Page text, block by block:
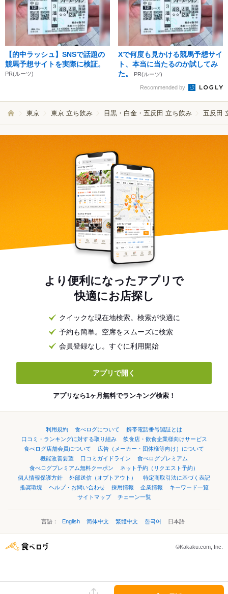
【的中ラッシュ】SNSで話題の
競馬予想サイトを実際に検証。
PR(ルーツ)
Xで何度も見かける競馬予想サイ
ト、本当に当たるのか試してみ
た。
PR(ルーツ)
Recommended by
東京 東京 立ち飲み 目黒・白金・五反田 立ち飲み 五反田
より便利になったアプリで
快適にお店探し
クイックな現在地検索。検索が快適に
予約も簡単。空席をスムーズに検索
会員登録なし。すぐに利用開始
アプリで開く
アプリなら1ヶ月無料でランキング検索！
利用規約 食べログについて
携帯電話番号認証とは
口コミ・ランキングに対する取り組み
飲食店・飲食企業様向けサービス
食べログ店舗会員について
広告（メーカー・団体様等向け）について
機能改善要望
口コミガイドライン
食べログプレミアム
食べログプレミアム無料クーポン
ネット予約（リクエスト予約）
個人情報保護方針
外部送信（オプトアウト）
特定商取引法に基づく表記
推奨環境
ヘルプ・お問い合わせ 採用情報 企業情報
キーワード一覧
サイトマップ
チェーン一覧
言語： English 简体中文 繁體中文 한국어 日本語
©Kakaku.com, Inc.